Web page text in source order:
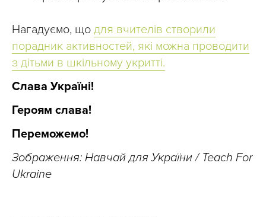
Нагадуємо, що для вчителів створили
порадник активностей, які можна проводити
з дітьми в шкільному укритті.
Слава Україні!
Героям слава!
Переможемо!
Зображення: Навчай для України / Teach For
Ukraine